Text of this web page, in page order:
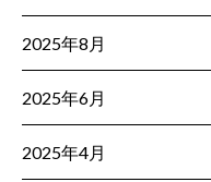
2025年8月
2025年6月
2025年4月